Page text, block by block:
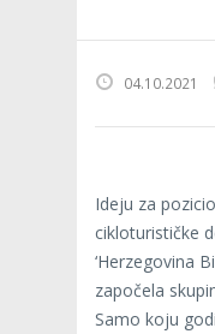
04.10.2021
Ideju za
cikloturističke
‘Herzegovina
započela
Samo koju